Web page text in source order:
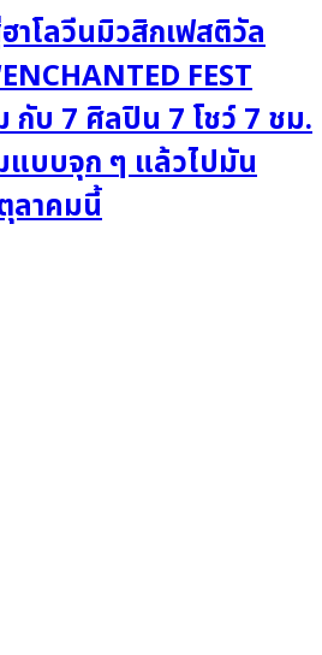
โลวีนมิวสิกเฟสติวัล
FEST
กับ 7 ศิลปิน 7 โชว์ 7 ชม.
แบบจุก ๆ แล้วไปมัน
ลาคมนี้